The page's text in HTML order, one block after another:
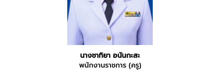
นางชาทิยา อนันกะสะ
พนักงานราชการ (ครู)